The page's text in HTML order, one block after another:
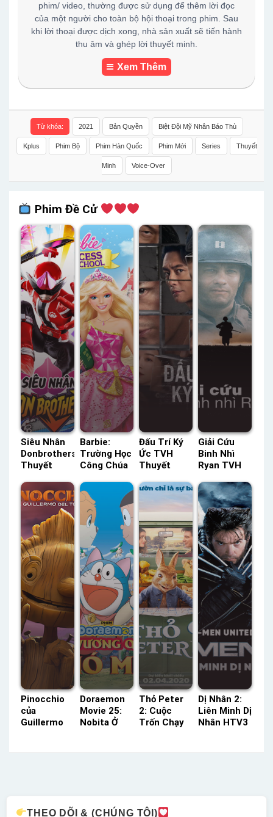
phim/ video, thường được sử dụng để thêm lời đọc
của một người cho toàn bộ hội thoại trong phim. Sau
khi lời thoại được dịch xong, nhà sản xuất sẽ tiến hành
thu âm và ghép lời thuyết minh.
Xem Thêm
Từ khóa: 2021 Bản Quyền Biệt Đội Mỹ Nhân Báo Thù
Kplus Phim Bộ Phim Hàn Quốc Phim Mới Series Thuyết
Minh Voice-Over
Phim Đề Cử
Siêu Nhân
Donbrothers
Thuyết
Status: 50 /
50 Thuyết
Barbie:
Trường Học
Công Chúa
Minh –
Status: HD
Thuyết
Minh
Đấu Trí Ký
Ức TVH
Thuyết
Status: 24 /
24 Thuyết
Minh
Giải Cứu
Binh Nhì
Ryan TVH
Minh –
Status: HD
Thuyết
Minh
Pinocchio
của
Guillermo
Doraemon
Movie 25:
Nobita Ở
Thỏ Peter
2: Cuộc
Trốn Chạy
Dị Nhân 2:
Liên Minh Dị
Nhân HTV3
THEO DÕI & (CHÚNG TÔI)